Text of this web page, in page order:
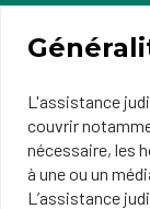
L'assistance
couvrir
nécessaire, les
à une ou un
L’assistance